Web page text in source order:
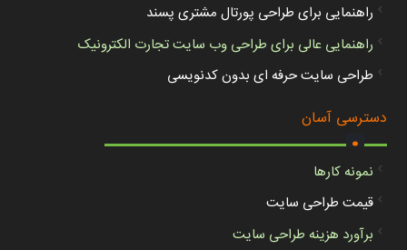
راهنمایی برای طراحی پورتال مشتری پسند
راهنمایی عالی برای طراحی وب سایت تجارت الکترونیک
طراحی سایت حرفه ای بدون کدنویسی
دسترسی آسان
.
نمونه کارها
قیمت طراحی سایت
برآورد هزینه طراحی سایت